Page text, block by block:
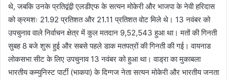
थे, जबकि उनके प्रतिद्वंद्वी एलडीएफ के सत्यन मोकेरी और भाजपा के नेवी हरिदास
को क्रमशः 21.92 प्रतिशत और 21.11 प्रतिशत वोट मिले थे। 13 नवंबर को
उपचुनाव वाले निर्वाचन क्षेत्र में कुल मतदान 9,52,543 हुआ था। मतों की गिनती
सुबह 8 बजे शुरू हुई और सबसे पहले डाक मतपत्रों की गिनती की गई। वायनाड
लोकसभा सीट के लिए उपचुनाव 13 नवंबर को हुआ था। वाड्रा का मुकाबला
भारतीय कम्युनिस्ट पार्टी (भाकपा) के दिग्गज नेता सत्यन मोकेरी और भारतीय जनता